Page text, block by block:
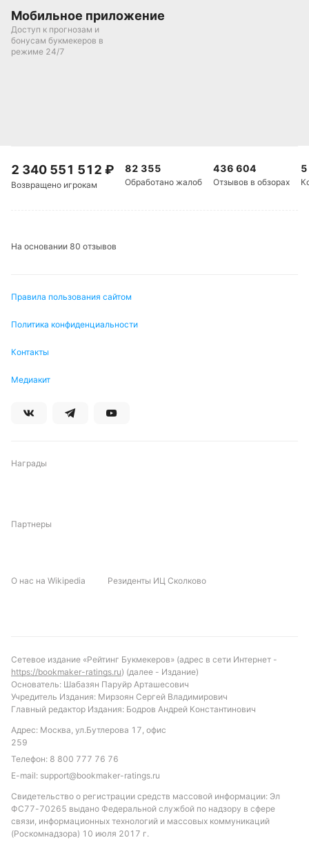
Александр Трибуш
Мобильное приложение
Доступ к прогнозам и
бонусам букмекеров в
режиме 24/7
2 340 551 512 ₽
Возвращено игрокам
82 355
Обработано жалоб
436 604
Отзывов в обзорах
На основании 80 отзывов
Правила пользования сайтом
Политика конфиденциальности
Контакты
Медиакит
Награды
Партнеры
О нас на Wikipedia Резиденты ИЦ Сколково
Сетевое издание «Рейтинг Букмекеров» (адрес в сети Интернет -
https://bookmaker-ratings.ru) (далее - Издание)
Основатель: Шабазян Паруйр Арташесович
Учредитель Издания: Мирзоян Сергей Владимирович
Главный редактор Издания: Бодров Андрей Константинович
Адрес: Москва, ул.Бутлерова 17, офис
259
Телефон: 8 800 777 76 76
E-mail: support@bookmaker-ratings.ru
Свидетельство о регистрации средств массовой информации: Эл
ФС77-70265 выдано Федеральной службой по надзору в сфере
связи, информационных технологий и массовых коммуникаций
(Роскомнадзора) 10 июля 2017 г.